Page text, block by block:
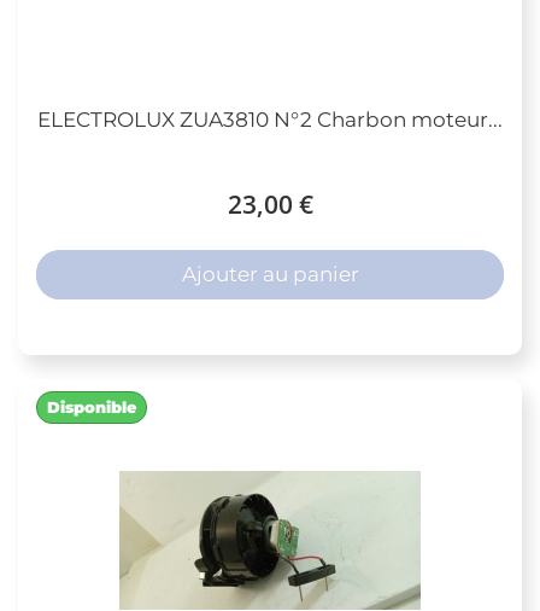
ELECTROLUX ZUA3810 N°2 Charbon moteur...
23,00 €
Ajouter au panier
Disponible